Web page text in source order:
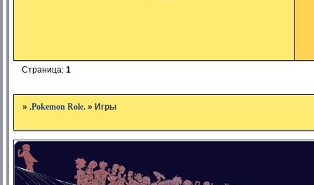
Страница:1
».Pokemon Role. » Игры